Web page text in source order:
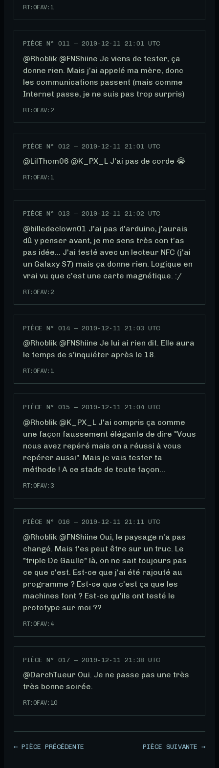
RT: 0FAV: 1
PIÈCE N° 011 — 2019-12-11 21:01 UTC
@Rhoblik @FNShiine Je viens de tester, ça
donne rien. Mais j'ai appelé ma mère, donc
les communications passent (mais comme
Internet passe, je ne suis pas trop surpris)
RT: 0FAV: 2
PIÈCE N° 012 — 2019-12-11 21:01 UTC
@LilThom06 @K_PX_L J'ai pas de corde 😭
RT: 0FAV: 1
PIÈCE N° 013 — 2019-12-11 21:02 UTC
@billedeclown01 J'ai pas d'arduino, j'aurais
dû y penser avant, je me sens très con t'as
pas idée... J'ai testé avec un lecteur NFC (j'ai
un Galaxy S7) mais ça donne rien. Logique en
vrai vu que c'est une carte magnétique. :/
RT: 0FAV: 2
PIÈCE N° 014— 2019-12-11 21:03 UTC
@Rhoblik @FNShiine Je lui ai rien dit. Elle aura
le temps de s'inquiéter après le 18.
RT: 0FAV: 1
PIÈCE N° 015 — 2019-12-11 21:04 UTC
@Rhoblik @K_PX_L J'ai compris ça comme
une façon faussement élégante de dire "Vous
nous avez repéré mais on a réussi à vous
repérer aussi". Mais je vais tester ta
méthode ! A ce stade de toute façon...
RT: 0FAV: 3
PIÈCE N° 016 — 2019-12-11 21:11 UTC
@Rhoblik @FNShiine Oui, le paysage n'a pas
changé. Mais t'es peut être sur un truc. Le
"triple De Gaulle" là, on ne sait toujours pas
ce que c'est. Est-ce que j'ai été rajouté au
programme ? Est-ce que c'est ça que les
machines font ? Est-ce qu'ils ont testé le
prototype sur moi ??
RT: 0FAV: 4
PIÈCE N° 017— 2019-12-11 21:38 UTC
@DarchTueur Oui. Je ne passe pas une très
très bonne soirée.
RT: 0FAV: 10
← PIÈCE PRÉCÉDENTE PIÈCE SUIVANTE →